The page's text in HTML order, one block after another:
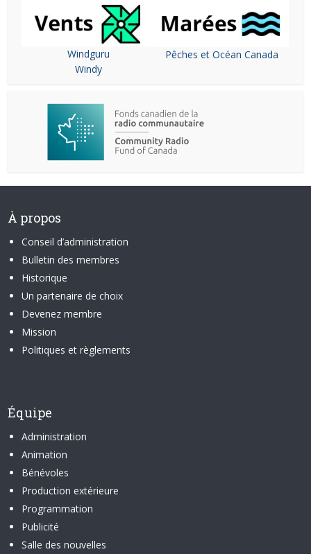
Windguru
Windy
Pêches et Océan Canada
À propos
Conseil d’administration
Bulletin des membres
Historique
Un partenaire de choix
Devenez membre
Mission
Politiques et règlements
Équipe
Administration
Animation
Bénévoles
Production extérieure
Programmation
Publicité
Salle des nouvelles